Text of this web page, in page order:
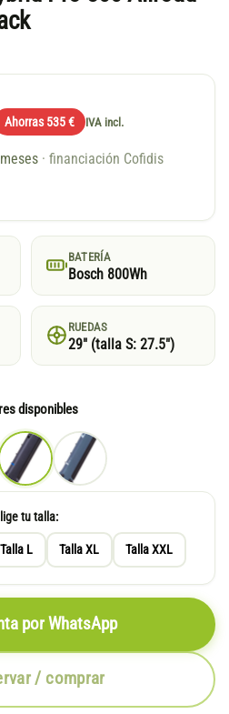
Ahorras 535 € IVA incl.
· financiación Cofidis
BATERÍA
Bosch 800Wh
RUEDAS
29″ (talla S: 27.5″)
disponibles
tu talla:
Talla L Talla XL Talla XXL
/ comprar
por WhatsApp